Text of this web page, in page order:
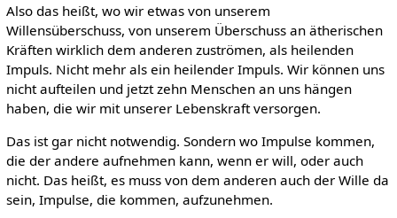
Also das heißt, wo wir etwas von unserem
Willensüberschuss, von unserem Überschuss an ätherischen
Kräften wirklich dem anderen zuströmen, als heilenden
Impuls. Nicht mehr als ein heilender Impuls. Wir können uns
nicht aufteilen und jetzt zehn Menschen an uns hängen
haben, die wir mit unserer Lebenskraft versorgen.
Das ist gar nicht notwendig. Sondern wo Impulse kommen,
die der andere aufnehmen kann, wenn er will, oder auch
nicht. Das heißt, es muss von dem anderen auch der Wille da
sein, Impulse, die kommen, aufzunehmen.